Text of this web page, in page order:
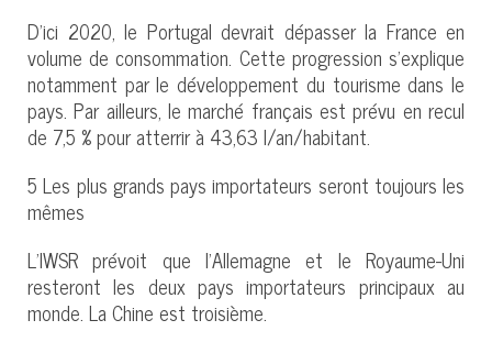
D’ici 2020, le Portugal devrait dépasser la France en
volume de consommation. Cette progression s’explique
notamment par le développement du tourisme dans le
pays. Par ailleurs, le marché français est prévu en recul
de 7,5 % pour atterrir à 43,63 l/an/habitant.
5 Les plus grands pays importateurs seront toujours les
mêmes
L’IWSR prévoit que l’Allemagne et le Royaume-Uni
resteront les deux pays importateurs principaux au
monde. La Chine est troisième.